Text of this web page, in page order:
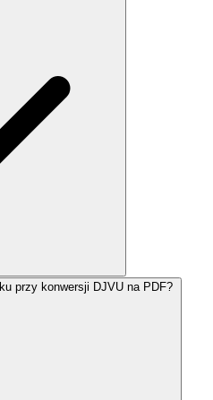
przy konwersji DJVU na PDF?